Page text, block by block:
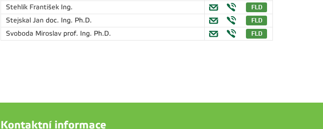
Stehlík František Ing.
Stejskal Jan doc. Ing. Ph.D.
Svoboda Miroslav prof. Ing. Ph.D.
Kontaktní informace